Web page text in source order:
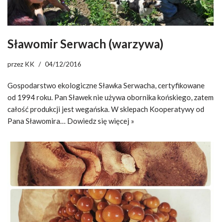
Sławomir Serwach (warzywa)
przez KK 04/12/2016
Gospodarstwo ekologiczne Sławka Serwacha, certyfikowane
od 1994 roku. Pan Sławek nie używa obornika końskiego, zatem
całość produkcji jest wegańska. W sklepach Kooperatywy od
Pana Sławomira… Dowiedz się więcej »